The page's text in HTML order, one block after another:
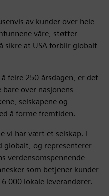
av kunder over hele
våre, støtter
sikre at USA forblir globalt
feire 250-årsdagen, er det
over nasjonens
selskapene og
å forme fremtiden.
vi har vært et selskap. I
globalt, og representerer
verdensomspennende
som betjener kunder
000 lokale leverandører.